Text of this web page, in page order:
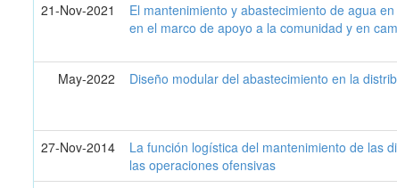
21-Nov-2021
El mantenimiento y abastecimiento de agua
en el marco de apoyo a la comunidad y en
May-2022
Diseño modular del abastecimiento en la
27-Nov-2014
La función logística del mantenimiento de las
las operaciones ofensivas